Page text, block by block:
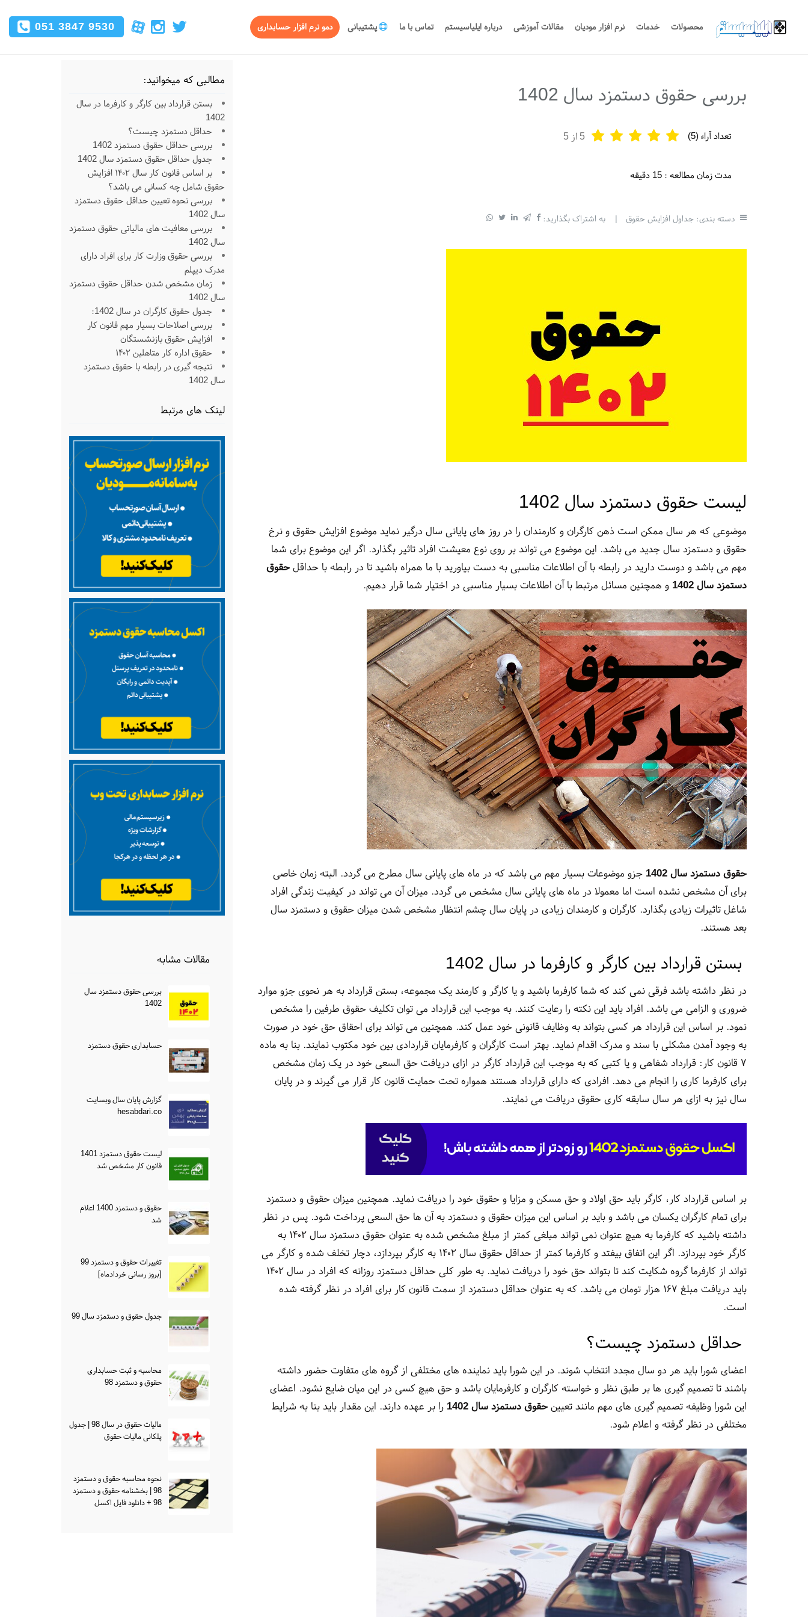
051 3847 9530 محصولات خدمات نرم افزار مودیان مقالات آموزشی درباره ایلیاسیستم تماس با ما پشتیبانی دمو نرم افزار حسابداری
بررسی حقوق دستمزد سال 1402
تعداد آراء (5
)
5 از 5
مدت زمان مطالعه : 15 دقیقه
دسته بندی: جداول افزایش حقوق | به اشتراک بگذارید:
لیست حقوق دستمزد سال 1402
موضوعی که هر سال ممکن است ذهن کارگران و کارمندان را در روز های پایانی سال درگیر نماید موضوع افزایش حقوق و نرخ
حقوق و دستمزد سال جدید می باشد. این موضوع می تواند بر روی نوع معیشت افراد تاثیر بگذارد. اگر این موضوع برای شما
مهم می باشد و دوست دارید در رابطه با آن اطلاعات مناسبی به دست بیاورید با ما همراه باشید تا در رابطه با حداقل حقوق
دستمزد سال 1402
و همچنین مسائل مرتبط با آن اطلاعات بسیار مناسبی در اختیار شما قرار دهیم.
حقوق دستمزد سال 1402
جزو موضوعات بسیار مهم می باشد که در ماه های پایانی سال مطرح می گردد. البته زمان خاصی
برای آن مشخص نشده است اما معمولا در ماه های پایانی سال مشخص می گردد. میزان آن می تواند در کیفیت زندگی افراد
شاغل تاثیرات زیادی بگذارد. کارگران و کارمندان زیادی در پایان سال چشم انتظار مشخص شدن میزان حقوق و دستمزد سال
بعد هستند.
بستن قرارداد بین کارگر و کارفرما در سال 1402
در نظر داشته باشد فرقی نمی‌ کند که شما کارفرما باشید و یا کارگر و کارمند یک مجموعه، بستن قرارداد به هر نحوی جزو موارد
ضروری و الزامی می باشد. افراد باید این نکته را رعایت کنند. به موجب این قرارداد می توان تکلیف حقوق طرفین را مشخص
نمود. بر اساس این قرارداد هر کسی بتواند به وظایف قانونی خود عمل کند. همچنین می تواند برای احقاق حق خود در صورت
به وجود آمدن مشکلی با سند و مدرک اقدام نماید. بهتر است کارگران و کارفرمایان قراردادی بین خود مکتوب نمایند. بنا به ماده
۷ قانون کار: قرارداد شفاهی و یا کتبی که به موجب این قرارداد کارگر در ازای دریافت حق السعی خود در یک زمان مشخص
برای کارفرما کاری را انجام‌ می دهد. افرادی که دارای قرارداد هستند همواره تحت حمایت قانون کار قرار می‌ گیرند و در پایان
سال نیز به ازای هر سال سابقه کاری حقوق دریافت می نمایند.
بر اساس قرارداد کار، کارگر باید حق اولاد و حق مسکن و مزایا و حقوق خود را دریافت نماید. همچنین میزان حقوق و دستمزد
برای تمام کارگران یکسان می باشد و باید بر اساس این میزان حقوق و دستمزد به آن ها حق السعی پرداخت شود. پس در نظر
داشته باشید که کارفرما به هیچ عنوان نمی تواند مبلغی کمتر از مبلغ مشخص شده به عنوان حقوق دستمزد سال ۱۴۰۲ به
کارگر خود بپردازد. اگر این اتفاق بیفتد و کارفرما کمتر از حداقل حقوق سال ۱۴۰۲ به کارگر بپردازد، دچار تخلف شده و کارگر می
تواند از کارفرما گروه شکایت کند تا بتواند حق خود را دریافت نماید. به طور کلی حداقل دستمزد روزانه که افراد در سال ۱۴۰۲
باید دریافت مبلغ ۱۶۷ هزار تومان می باشد. که به عنوان حداقل دستمزد از سمت قانون کار برای افراد در نظر گرفته شده
است.
حداقل دستمزد چیست؟
اعضای شورا باید هر دو سال مجدد انتخاب شوند. در این شورا باید نماینده های مختلفی از گروه های متفاوت حضور داشته
باشند تا تصمیم گیری ها بر طبق نظر و خواسته کارگران و کارفرمایان باشد و حق هیچ کسی در این میان ضایع نشود. اعضای
این شورا وظیفه تصمیم‌ گیری های مهم‌ مانند تعیین حقوق دستمزد سال 1402
را بر عهده دارند. این مقدار باید بنا به شرایط
مختلفی در نظر گرفته و اعلام شود.
مطالبی که میخوانید:
بستن قرارداد بین کارگر و کارفرما در سال
1402
حداقل دستمزد چیست؟
بررسی حداقل حقوق دستمزد 1402
جدول حداقل حقوق دستمزد سال 1402
بر اساس قانون کار سال ۱۴۰۲ افزایش
حقوق شامل چه کسانی می باشد؟
بررسی نحوه تعیین حداقل حقوق دستمزد
سال 1402
بررسی معافیت های مالیاتی حقوق دستمزد
سال 1402
بررسی حقوق وزارت کار برای افراد دارای
مدرک دیپلم
زمان مشخص شدن حداقل حقوق دستمزد
سال 1402
جدول حقوق کارگران در سال 1402:
بررسی اصلاحات بسیار مهم قانون کار
افزایش حقوق بازنشستگان
حقوق اداره کار متاهلین ۱۴۰۲
نتیجه گیری در رابطه با حقوق دستمزد
سال 1402
لینک های مرتبط
مقالات مشابه
بررسی حقوق دستمزد سال
1402
حسابداری حقوق دستمزد
گزارش پایان سال وبسایت
hesabdari.co
لیست حقوق دستمزد 1401
قانون کار مشخص شد
حقوق و دستمزد 1400 اعلام
شد
تغییرات حقوق و دستمزد 99
[بروز رسانی خردادماه]
جدول حقوق و دستمزد سال 99
محاسبه و ثبت حسابداری
حقوق و دستمزد 98
مالیات حقوق در سال 98 | جدول
پلکانی مالیات حقوق
نحوه محاسبه حقوق و دستمزد
98 | بخشنامه حقوق و دستمزد
98 + دانلود فایل اکسل